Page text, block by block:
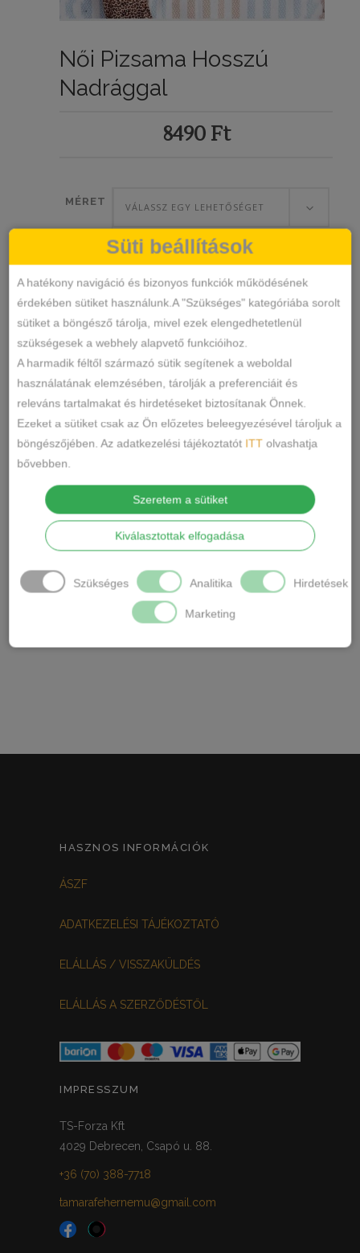
Női Pizsama Hosszú
Nadrággal
8490 Ft
MÉRET VÁLASSZ EGY LEHETŐSÉGET
VÁLASSZ EGY LEHETŐSÉGET
Női
pizsama
hosszú
nadrággal
mennyiség
KOSÁRBA TESZEM
SKU N/A
KATEGÓRIÁK Kiegészítők, Pizsama
CÍMKÉK pamut pizsama,sexen pizsama
Márka:
LEÍRÁS
TOVÁBBI INFORMÁCIÓK
Rövid újju póló és hosszú nadrág a szett
HASZNOS INFORMÁCIÓK
ÁSZF
ADATKEZELÉSI TÁJÉKOZTATÓ
ELÁLLÁS / VISSZAKÜLDÉS
ELÁLLÁS A SZERZŐDÉSTŐL
IMPRESSZUM
TS-Forza Kft
4029 Debrecen, Csapó u. 88.
+36 (70) 388-7718
tamarafehernemu@gmail.com
Süti beállítások
A hatékony navigáció és bizonyos funkciók működésének
érdekében sütiket használunk.A "Szükséges" kategóriába sorolt
sütiket a böngésző tárolja, mivel ezek elengedhetetlenül
szükségesek a webhely alapvető funkcióihoz.
A harmadik féltől származó sütik segítenek a weboldal
használatának elemzésében, tárolják a preferenciáit és
releváns tartalmakat és hirdetéseket biztosítanak Önnek.
Ezeket a sütiket csak az Ön előzetes beleegyezésével tároljuk a
böngészőjében. Az adatkezelési tájékoztatót ITT olvashatja
bővebben.
Szeretem a sütiket
Kiválasztottak elfogadása
Szükséges Analitika Hirdetések
Marketing